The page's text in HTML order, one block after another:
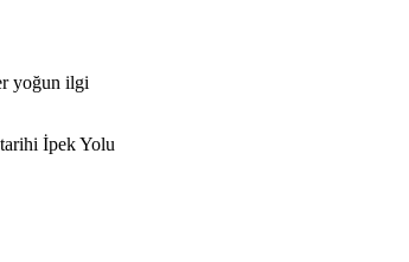
yoğun ilgi
İpek Yolu